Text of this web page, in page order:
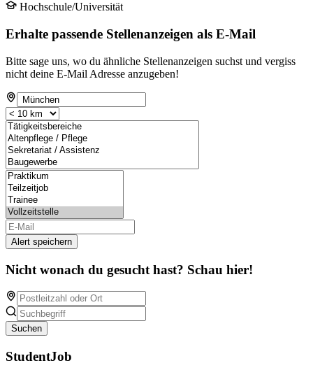
Hochschule/Universität
Erhalte passende Stellenanzeigen als E-Mail
Bitte sage uns, wo du ähnliche Stellenanzeigen suchst und vergiss
nicht deine E-Mail Adresse anzugeben!
Alert speichern
Nicht wonach du gesucht hast? Schau hier!
Suchen
StudentJob